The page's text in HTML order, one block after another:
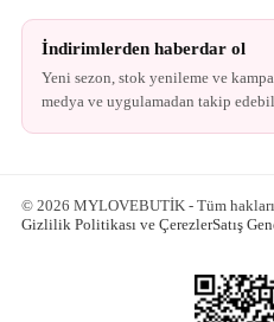
İndirimlerden haberdar ol
Yeni sezon, stok yenileme ve
medya ve uygulamadan takip
© 2026 MYLOVEBUTİK - Tüm hakları
Gizlilik Politikası ve ÇerezlerSatış